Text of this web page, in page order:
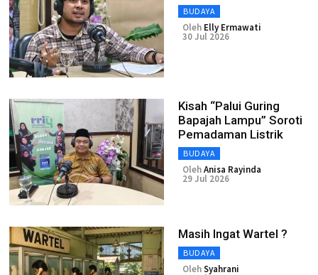
BUDAYA
Oleh Elly Ermawati
30 Jul 2026
Kisah “Palui Guring
Bapajah Lampu” Soroti
Pemadaman Listrik
BUDAYA
OlehAnisa Rayinda
29 Jul 2026
Masih Ingat Wartel ?
BUDAYA
OlehSyahrani